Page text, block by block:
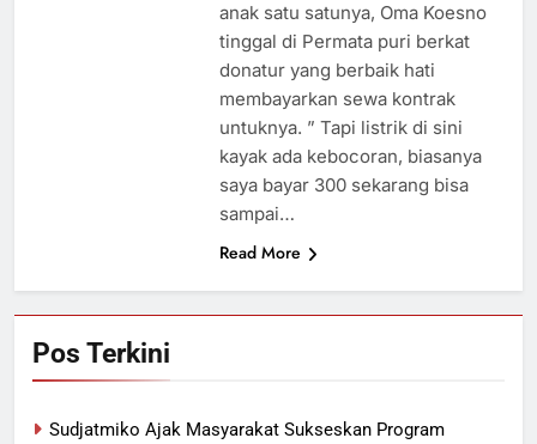
anak satu satunya, Oma Koesno
tinggal di Permata puri berkat
donatur yang berbaik hati
membayarkan sewa kontrak
untuknya. ” Tapi listrik di sini
kayak ada kebocoran, biasanya
saya bayar 300 sekarang bisa
sampai…
Read More
Pos Terkini
Sudjatmiko Ajak Masyarakat Sukseskan Program